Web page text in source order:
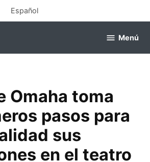
Español
Menú
Omaha toma
pasos para
sus
en el teatro